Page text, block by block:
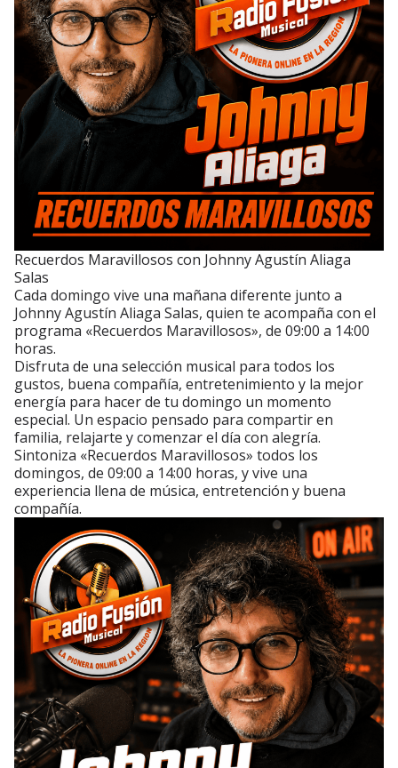
Recuerdos Maravillosos con Johnny Agustín Aliaga
Salas
Cada domingo vive una mañana diferente junto a
Johnny Agustín Aliaga Salas, quien te acompaña con el
programa «Recuerdos Maravillosos», de 09:00 a 14:00
horas.
Disfruta de una selección musical para todos los
gustos, buena compañía, entretenimiento y la mejor
energía para hacer de tu domingo un momento
especial. Un espacio pensado para compartir en
familia, relajarte y comenzar el día con alegría.
Sintoniza «Recuerdos Maravillosos» todos los
domingos, de 09:00 a 14:00 horas, y vive una
experiencia llena de música, entretención y buena
compañía.